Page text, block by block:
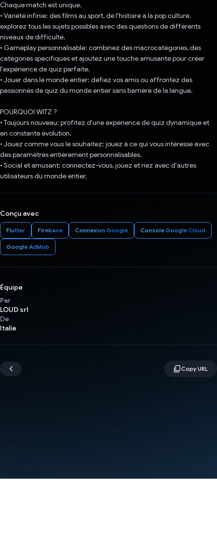
Chaque match est unique.
• Variété infinie: des films au sport, de l'histoire à la pop culture,
explorez tous les sujets possibles avec des questions de différents
niveaux de difficulté.
• Gameplay personnalisable: combinez des macrocatégories, des
catégories spécifiques et ajoutez une touche amusante pour créer
l'expérience de quiz parfaite.
• Jouer dans le monde entier: défiez vos amis ou affrontez des
passionnés de quiz du monde entier sans barrière de la langue.
POURQUOI WITZ ?
• Toujours nouveau: profitez d'une expérience de quiz dynamique et
en constante évolution.
• Jouez comme vous le souhaitez: jouez à ce qui vous intéresse avec
des paramètres entièrement personnalisables.
• Social et amusant: connectez-vous, jouez et riez avec d'autres
utilisateurs du monde entier.
Conçu avec
Flutter Firebase Connexion Google Console Google Cloud
Google AdMob
Équipe
Par
LOUD srl
De
Italie